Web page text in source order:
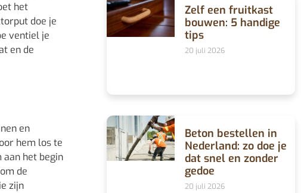
het
doe je
ventiel je
en de
en
hem los te
het begin
de
zijn
Zelf een fruitkast
bouwen: 5 handige
tips
20 juli 2026
Beton bestellen in
Nederland: zo doe je
dat snel en zonder
gedoe
20 juli 2026